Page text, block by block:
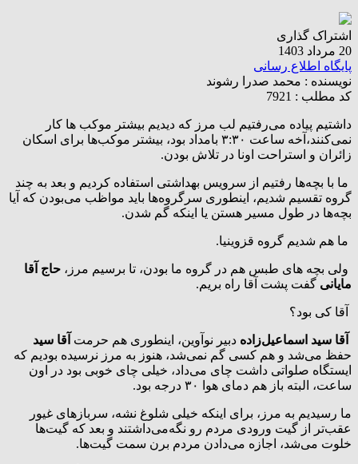
اشتراک گذاری
20 مرداد 1403
پایگاه اطلاع رسانی
نویسنده : محمد صدرا رشوند
کد مطلب : 7921
داشتیم پیاده می‌رفتیم لب مرز که دیدیم بیشتر موکب ها کار
نمی‌کنند،آخه ساعت ۳:۳۰ بامداد بود، بیشتر موکب‌ها برای اسکان
زائران و استراحت اونا در تلاش بودن.
ما با بچه‌ها رفتیم از سرویس بهداشتی استفاده کردیم و بعد به چند
گروه تقسیم شدیم، اینطوری سرگروه‌ها باید مواظب می‌بودن که آیا
بچه‌ها در طول مسیر هستن یا اینکه گم شدن.
ما هم شدیم گروه قزوینیا.
ولی بچه های طبس هم در گروه ما بودن، تا برسیم مرز، حاج آقا
مایانی گفت پشت آقا راه بریم.
آقا کی بود؟
آقا سید اسماعیل‌زاده دبیر نوآوین، اینطوری هم حرمت آقا سید
حفظ می‌شد و هم کسی گم نمی‌شد، هنوز به مرز نرسیده بودیم که
ایستگاه صلواتی داشت چای می‌داد، خیلی چای خوبی بود در اون
ساعت، البته باز هم دمای هوا ۳۰ درجه بود.
ما رسیدیم به مرز، برای اینکه خیلی شلوغ نشه، سربازهای غیور
عقب‌تر از گیت ورودی مردم رو نگه‌می‌داشتند و بعد که گیت‌ها
خلوت می‌شد، اجازه می‌دادن مردم برن سمت گیت‌ها.